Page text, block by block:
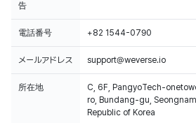
告
電話番号 +82 1544-0790
メールアドレス support@weverse.io
所在地
C, 6F, PangyoTech-
ro, Bundang-gu,
Republic of Korea